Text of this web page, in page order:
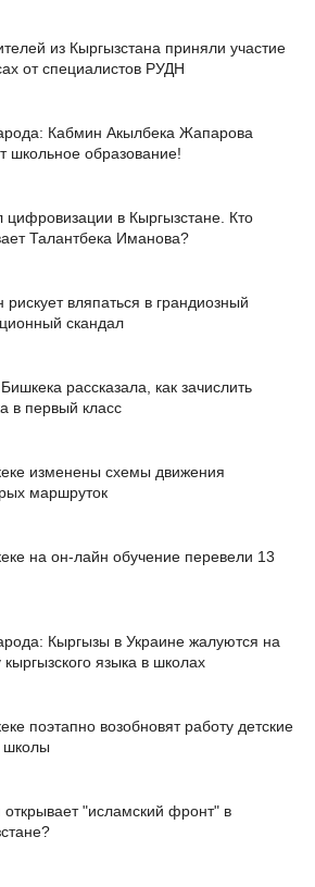
из Кыргызстана приняли участие
от специалистов РУДН
Кабмин Акылбека Жапарова
школьное образование!
цифровизации в Кыргызстане. Кто
Талантбека Иманова?
рискует вляпаться в грандиозный
скандал
рассказала, как зачислить
в первый класс
изменены схемы движения
маршруток
на он-лайн обучение перевели 13
Кыргызы в Украине жалуются на
языка в школах
поэтапно возобновят работу детские
школы
открывает "исламский фронт" в